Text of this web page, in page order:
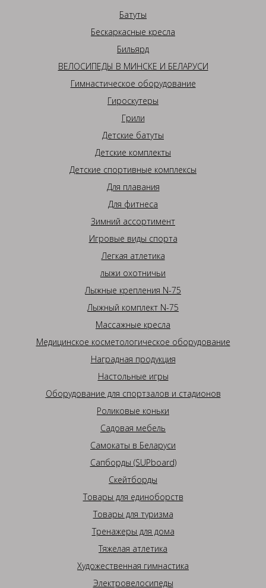
Батуты
Бескаркасные кресла
Бильярд
ВЕЛОСИПЕДЫ В МИНСКЕ И БЕЛАРУСИ
Гимнастическое оборудование
Гироскутеры
Грили
Детские батуты
Детские комплекты
Детские спортивные комплексы
Для плавания
Для фитнеса
Зимний ассортимент
Игровые виды спорта
Легкая атлетика
лыжи охотничьи
Лыжные крепления N-75
Лыжный комплект N-75
Массажные кресла
Медицинское косметологическое оборудование
Наградная продукция
Настольные игры
Оборудование для спортзалов и стадионов
Роликовые коньки
Садовая мебель
Самокаты в Беларуси
Сапборды (SUPboard)
Скейтборды
Товары для единоборств
Товары для туризма
Тренажеры для дома
Тяжелая атлетика
Художественная гимнастика
Электровелосипеды